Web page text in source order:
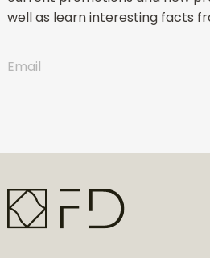
well as learn interesting facts